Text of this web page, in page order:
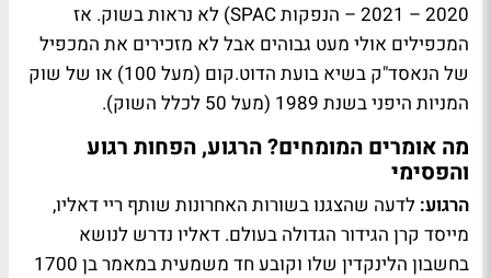
2020 – 2021 – הנפקות SPAC) לא נראות בשוק. אז
המכפילים אולי מעט גבוהים אבל לא מזכירים את המכפיל
של הנאסד"ק בשיא בועת הדוט.קום (מעל 100) או של שוק
המניות היפני בשנת 1989 (מעל 50 לכלל השוק).
מה אומרים המומחים? הרגוע, הפחות רגוע
והפסימי
הרגוע: לדעה שהצגנו בשורות האחרונות שותף ריי דאליו,
מייסד קרן הגידור הגדולה בעולם. דאליו נדרש לנושא
בחשבון הלינקדין שלו וקובע חד משמעית במאמר בן 1700